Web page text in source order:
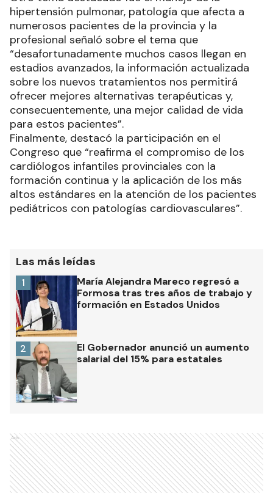
hipertensión pulmonar, patología que afecta a
numerosos pacientes de la provincia y la
profesional señaló sobre el tema que
“desafortunadamente muchos casos llegan en
estadios avanzados, la información actualizada
sobre los nuevos tratamientos nos permitirá
ofrecer mejores alternativas terapéuticas y,
consecuentemente, una mejor calidad de vida
para estos pacientes”.
Finalmente, destacó la participación en el
Congreso que “reafirma el compromiso de los
cardiólogos infantiles provinciales con la
formación continua y la aplicación de los más
altos estándares en la atención de los pacientes
pediátricos con patologías cardiovasculares”.
Las más leídas
María Alejandra Mareco regresó a
Formosa tras tres años de trabajo y
formación en Estados Unidos
1
El Gobernador anunció un aumento
salarial del 15% para estatales
2
Ads